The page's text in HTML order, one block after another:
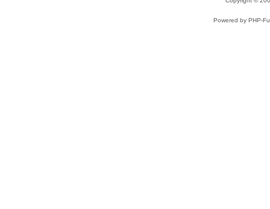
Powered by PHP-